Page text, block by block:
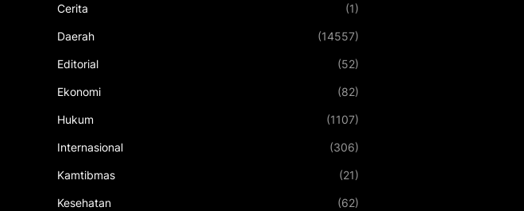
Cerita (1)
Daerah (14557)
Editorial (52)
Ekonomi (82)
Hukum (1107)
Internasional (306)
Kamtibmas (21)
Kesehatan (62)